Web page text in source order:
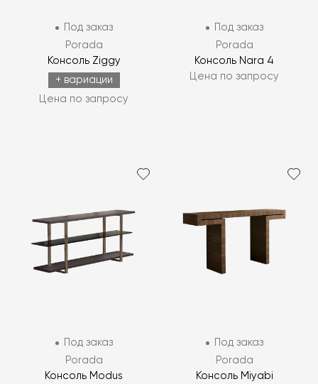
Под заказ
Porada
Консоль Ziggy
+ вариации
Цена по запросу
Под заказ
Porada
Консоль Nara 4
Цена по запросу
Под заказ
Porada
Консоль Modus
Под заказ
Porada
Консоль Miyabi